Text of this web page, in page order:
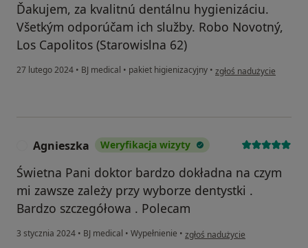
Ďakujem, za kvalitnú dentálnu hygienizáciu.
Všetkým odporúčam ich služby. Robo Novotný,
Los Capolitos (Starowislna 62)
27 lutego 2024 • BJ medical • pakiet higienizacyjny • w opinii użytkownika
zgłoś nadużycie
Agnieszka Weryfikacja wizyty
Świetna Pani doktor bardzo dokładna na czym
mi zawsze zależy przy wyborze dentystki .
Bardzo szczegółowa . Polecam
3 stycznia 2024 • BJ medical • Wypełnienie • w opinii użytkownika Agnieszka
zgłoś nadużycie